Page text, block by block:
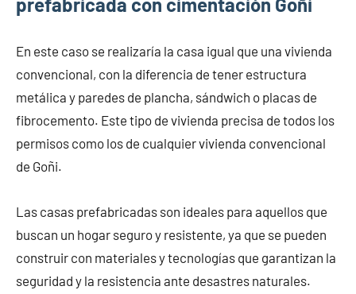
En este caso se realizaría la casa igual que una vivienda
convencional, con la diferencia de tener estructura
metálica y paredes de plancha, sándwich o placas de
fibrocemento. Este tipo de vivienda precisa de todos los
permisos como los de cualquier vivienda convencional
de Goñi.
Las casas prefabricadas son ideales para aquellos que
buscan un hogar seguro y resistente, ya que se pueden
construir con materiales y tecnologías que garantizan la
seguridad y la resistencia ante desastres naturales.